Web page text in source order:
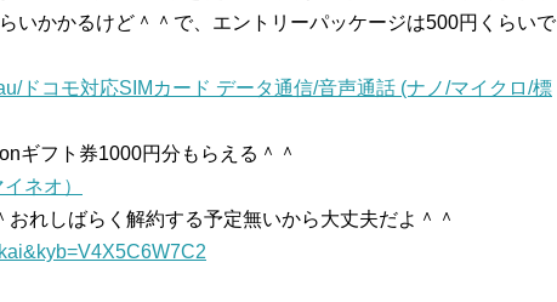
いかかるけど＾＾で、エントリーパッケージは500円くらいで
ドコモ対応SIMカード データ通信/音声通話 (ナノ/マイクロ/標
ギフト券1000円分もらえる＾＾
ネオ）
れしばらく解約する予定無いから大丈夫だよ＾＾